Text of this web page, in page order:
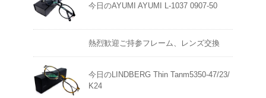
今日のAYUMI AYUMI L-1037 0907-50
熱烈歓迎ご持参フレーム、レンズ交換
今日のLINDBERG Thin Tanm5350-47/23/
K24